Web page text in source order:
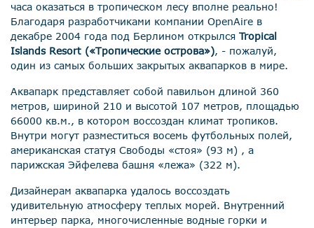
часа оказаться в тропическом лесу вполне реально!
Благодаря разработчиками компании OpenAire в
декабре 2004 года под Берлином открылся Tropical
Islands Resort («Тропические острова»), - пожалуй,
один из самых больших закрытых аквапарков в мире.
Аквапарк представляет собой павильон длиной 360
метров, шириной 210 и высотой 107 метров, площадью
66000 кв.м., в котором воссоздан климат тропиков.
Внутри могут разместиться восемь футбольных полей,
американская статуя Свободы «стоя» (93 м) , а
парижская Эйфелева башня «лежа» (322 м).
Дизайнерам аквапарка удалось воссоздать
удивительную атмосферу теплых морей. Внутренний
интерьер парка, многочисленные водные горки и